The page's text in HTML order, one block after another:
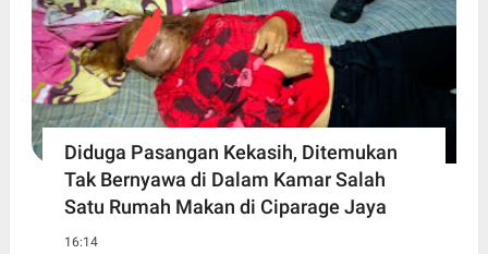
Diduga Pasangan Kekasih, Ditemukan
Tak Bernyawa di Dalam Kamar Salah
Satu Rumah Makan di Ciparage Jaya
16:14